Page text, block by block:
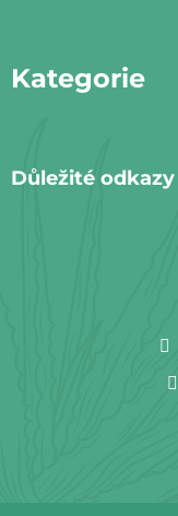
äKategorie
Důležité odkazy